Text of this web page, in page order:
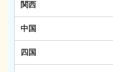
関西
中国
四国